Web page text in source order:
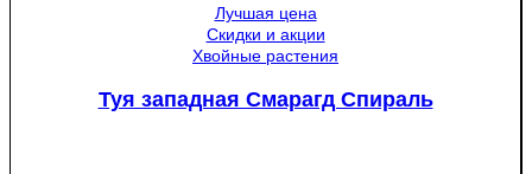
Лучшая цена
Скидки и акции
Хвойные растения
Туя западная Смарагд Спираль